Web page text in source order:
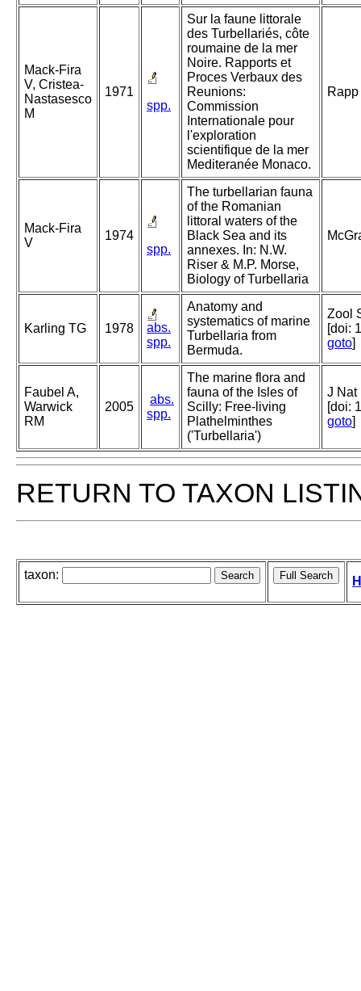
Mack-Fira
V, Cristea-
Nastasesco
M
1971
spp.
Sur la faune littorale
des Turbellariés, côte
roumaine de la mer
Noire. Rapports et
Proces Verbaux des
Reunions:
Commission
Internationale pour
l'exploration
scientifique de la mer
Mediteranée Monaco.
Mack-Fira
V
1974
spp.
The turbellarian fauna
of the Romanian
littoral waters of the
Black Sea and its
annexes. In: N.W.
Riser & M.P. Morse,
Biology of Turbellaria
Karling TG 1978
abs.
spp.
Anatomy and
systematics of marine
Turbellaria from
Bermuda.
Zool
[doi:
goto]
Faubel A,
Warwick
RM
2005
abs.
spp.
The marine flora and
fauna of the Isles of
Scilly: Free-living
Plathelminthes
('Turbellaria')
J Nat
[doi:
goto]
RETURN TO TAXON
taxon: